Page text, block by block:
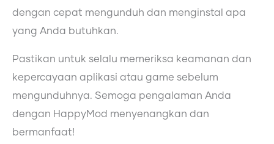
dengan cepat mengunduh dan menginstal apa
yang Anda butuhkan.
Pastikan untuk selalu memeriksa keamanan dan
kepercayaan aplikasi atau game sebelum
mengunduhnya. Semoga pengalaman Anda
dengan HappyMod menyenangkan dan
bermanfaat!